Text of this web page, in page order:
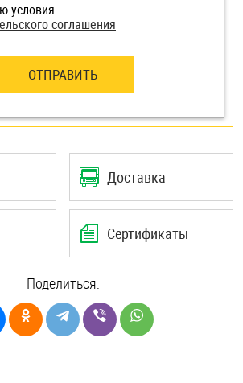
условия
соглашения
ОТПРАВИТЬ
Доставка
Сертификаты
Поделиться: